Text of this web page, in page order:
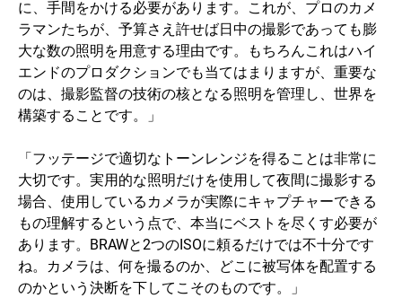
に、手間をかける必要があります。これが、プロのカメ
ラマンたちが、予算さえ許せば日中の撮影であっても膨
大な数の照明を用意する理由です。もちろんこれはハイ
エンドのプロダクションでも当てはまりますが、重要な
のは、撮影監督の技術の核となる照明を管理し、世界を
構築することです。」
「フッテージで適切なトーンレンジを得ることは非常に
大切です。実用的な照明だけを使用して夜間に撮影する
場合、使用しているカメラが実際にキャプチャーできる
もの理解するという点で、本当にベストを尽くす必要が
あります。BRAWと2つのISOに頼るだけでは不十分です
ね。カメラは、何を撮るのか、どこに被写体を配置する
のかという決断を下してこそのものです。」